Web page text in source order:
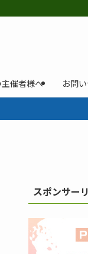
催者様へ お問
スポンサー